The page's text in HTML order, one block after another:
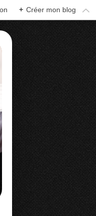
+ Créer mon blog